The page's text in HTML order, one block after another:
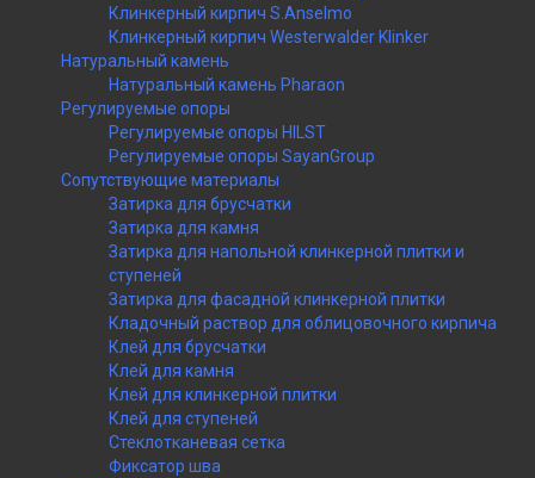
Клинкерный кирпич S.Anselmo
Клинкерный кирпич Westerwalder Klinker
Натуральный камень
Натуральный камень Pharaon
Регулируемые опоры
Регулируемые опоры HILST
Регулируемые опоры SayanGroup
Сопутствующие материалы
Затирка для брусчатки
Затирка для камня
Затирка для напольной клинкерной плитки и
ступеней
Затирка для фасадной клинкерной плитки
Кладочный раствор для облицовочного кирпича
Клей для брусчатки
Клей для камня
Клей для клинкерной плитки
Клей для ступеней
Стеклотканевая сетка
Фиксатор шва